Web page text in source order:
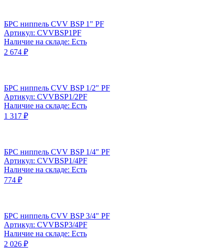
БРС ниппель CVV BSP 1" PF
Артикул: CVVBSP1PF
Наличие на складе: Есть
2 674 ₽
БРС ниппель CVV BSP 1/2" PF
Артикул: CVVBSP1/2PF
Наличие на складе: Есть
1 317 ₽
БРС ниппель CVV BSP 1/4" PF
Артикул: CVVBSP1/4PF
Наличие на складе: Есть
774 ₽
БРС ниппель CVV BSP 3/4" PF
Артикул: CVVBSP3/4PF
Наличие на складе: Есть
2 026 ₽